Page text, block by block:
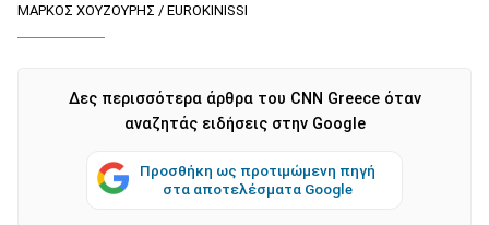
ΜΑΡΚΟΣ ΧΟΥΖΟΥΡΗΣ / EUROKINISSI
Δες περισσότερα άρθρα του CNN Greece όταν
αναζητάς ειδήσεις στην Google
Προσθήκη ως προτιμώμενη πηγή
στα αποτελέσματα Google